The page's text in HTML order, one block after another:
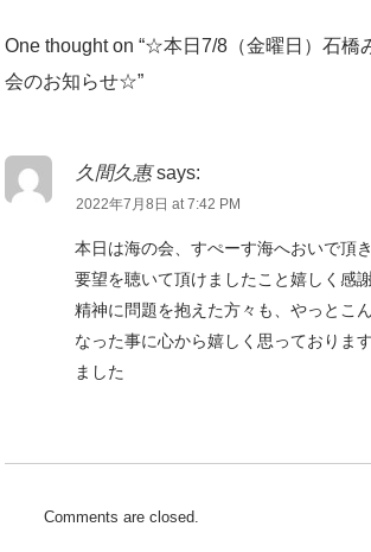
One thought on “☆本日7/8（金曜日）石橋
会のお知らせ☆”
久間久惠 says:
2022年7月8日 at 7:42 PM
本日は海の会、すぺーす海へおいで頂
要望を聴いて頂けましたこと嬉しく感
精神に問題を抱えた方々も、やっとこ
なった事に心から嬉しく思っておりま
ました
Comments are closed.